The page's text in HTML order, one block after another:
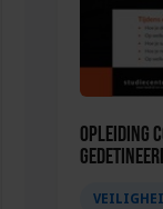
Opleiding